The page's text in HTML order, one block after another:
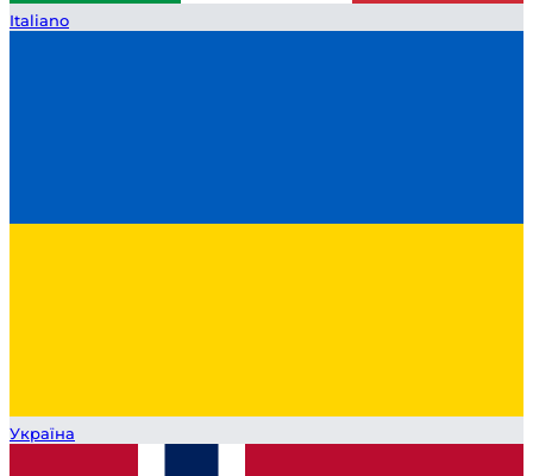
Italiano
Україна